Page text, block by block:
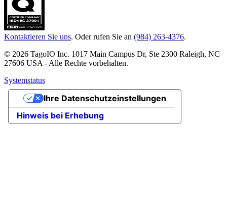
Kontaktieren Sie uns. Oder rufen Sie an (984) 263-4376.
© 2026 TagoIO Inc. 1017 Main Campus Dr, Ste 2300 Raleigh, NC
27606 USA - Alle Rechte vorbehalten.
Systemstatus
Hinweis bei Erhebung
Ihre Datenschutzeinstellungen